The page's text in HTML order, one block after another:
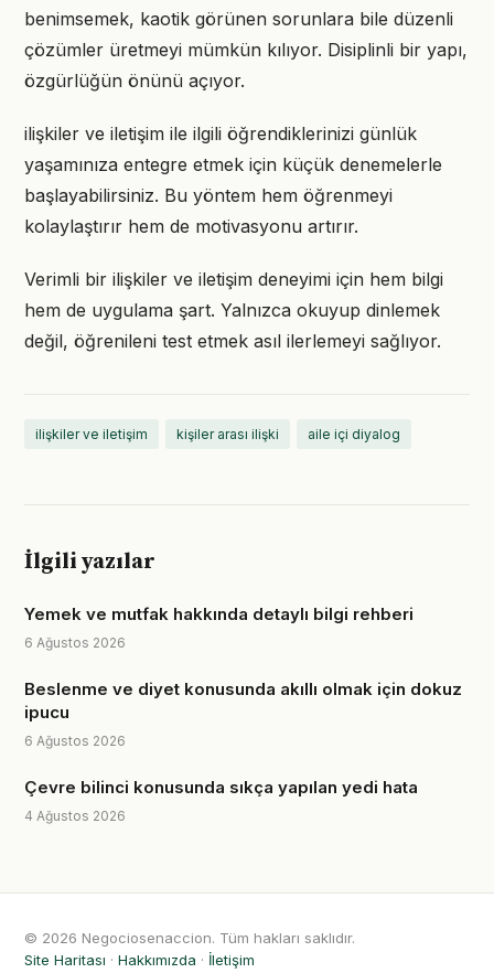
benimsemek, kaotik görünen sorunlara bile düzenli
çözümler üretmeyi mümkün kılıyor. Disiplinli bir yapı,
özgürlüğün önünü açıyor.
ilişkiler ve iletişim ile ilgili öğrendiklerinizi günlük
yaşamınıza entegre etmek için küçük denemelerle
başlayabilirsiniz. Bu yöntem hem öğrenmeyi
kolaylaştırır hem de motivasyonu artırır.
Verimli bir ilişkiler ve iletişim deneyimi için hem bilgi
hem de uygulama şart. Yalnızca okuyup dinlemek
değil, öğrenileni test etmek asıl ilerlemeyi sağlıyor.
ilişkiler ve iletişim kişiler arası ilişki aile içi diyalog
İlgili yazılar
Yemek ve mutfak hakkında detaylı bilgi rehberi
6 Ağustos 2026
Beslenme ve diyet konusunda akıllı olmak için dokuz
ipucu
6 Ağustos 2026
Çevre bilinci konusunda sıkça yapılan yedi hata
4 Ağustos 2026
© 2026 Negociosenaccion. Tüm hakları saklıdır.
Site Haritası · Hakkımızda · İletişim